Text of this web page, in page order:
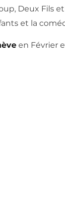
Deux Fils
et la
en Février